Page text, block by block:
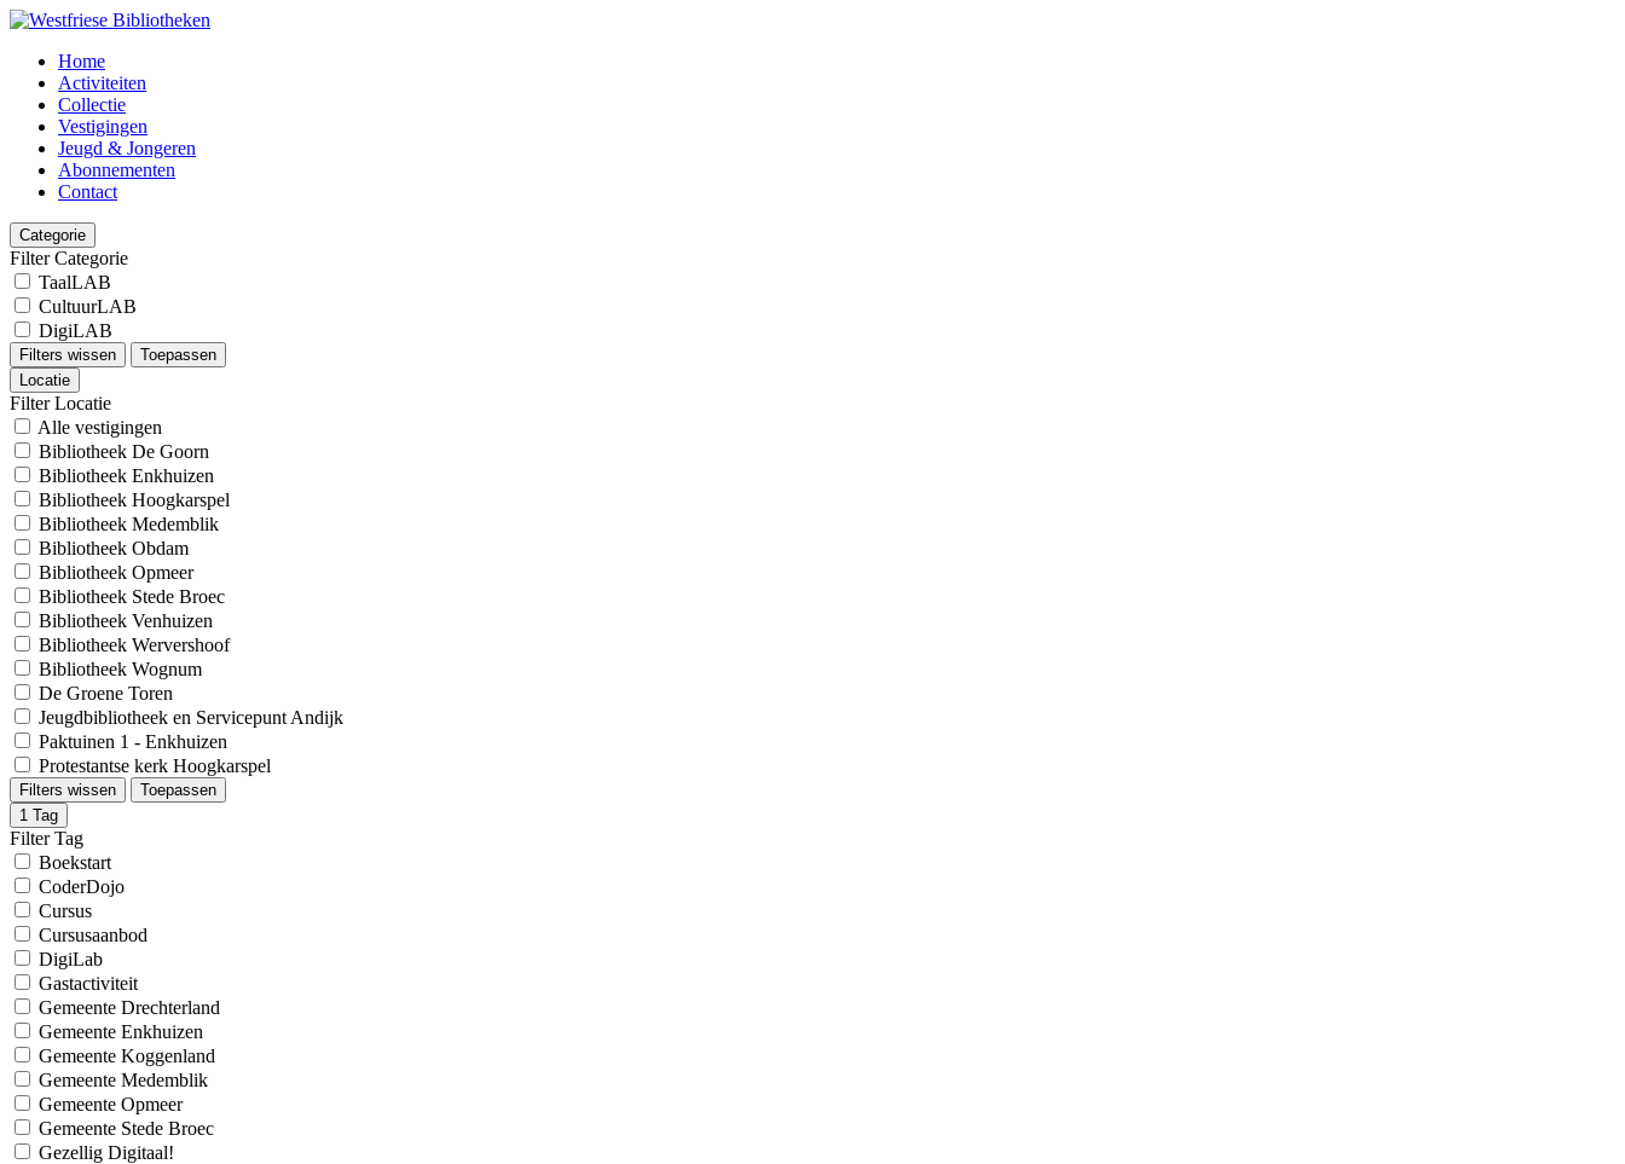
Home
Activiteiten
Collectie
Vestigingen
Jeugd & Jongeren
Abonnementen
Contact
Categorie
Filter Categorie
TaalLAB
CultuurLAB
DigiLAB
Filters wissen
Toepassen
Locatie
Filter Locatie
Alle vestigingen
Bibliotheek De Goorn
Bibliotheek Enkhuizen
Bibliotheek Hoogkarspel
Bibliotheek Medemblik
Bibliotheek Obdam
Bibliotheek Opmeer
Bibliotheek Stede Broec
Bibliotheek Venhuizen
Bibliotheek Wervershoof
Bibliotheek Wognum
De Groene Toren
Jeugdbibliotheek en Servicepunt Andijk
Paktuinen 1 - Enkhuizen
Protestantse kerk Hoogkarspel
Filters wissen
Toepassen
1 Tag
Filter Tag
Boekstart
CoderDojo
Cursus
Cursusaanbod
DigiLab
Gastactiviteit
Gemeente Drechterland
Gemeente Enkhuizen
Gemeente Koggenland
Gemeente Medemblik
Gemeente Opmeer
Gemeente Stede Broec
Gezellig Digitaal!